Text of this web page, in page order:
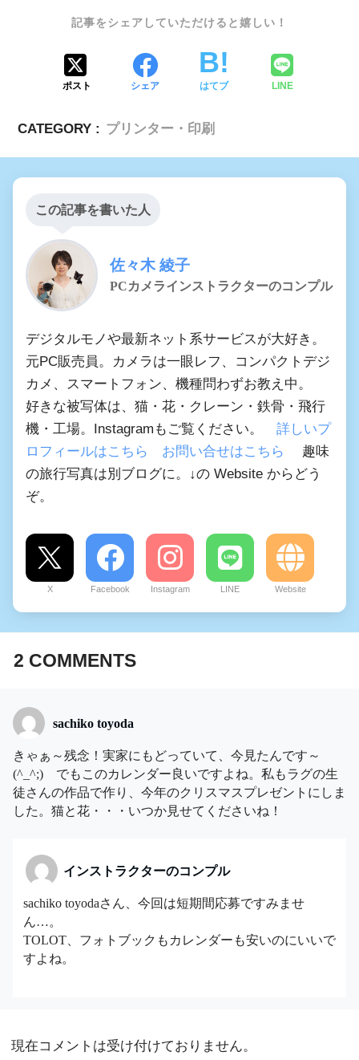
ポスト シェア はてブ LINE
CATEGORY : プリンター・印刷
この記事を書いた人
佐々木 綾子
PCカメラインストラクターのコンプル
デジタルモノや最新ネット系サービスが大好き。
元PC販売員。カメラは一眼レフ、コンパクトデジ
カメ、スマートフォン、機種問わずお教え中。
好きな被写体は、猫・花・クレーン・鉄骨・飛行
機・工場。Instagramもご覧ください。 詳しいプ
ロフィールはこちら
お問い合せはこちら
趣味
の旅行写真は別ブログに。↓の Website からどう
ぞ。
X Facebook Instagram LINE Website
2 COMMENTS
sachiko toyoda
きゃぁ～残念！実家にもどっていて、今見たんです～
(^_^;) でもこのカレンダー良いですよね。私もラグの生
徒さんの作品で作り、今年のクリスマスプレゼントにしま
した。猫と花・・・いつか見せてくださいね！
インストラクターのコンプル
sachiko toyodaさん、今回は短期間応募ですみませ
ん…。
TOLOT、フォトブックもカレンダーも安いのにいいで
すよね。
現在コメントは受け付けておりません。